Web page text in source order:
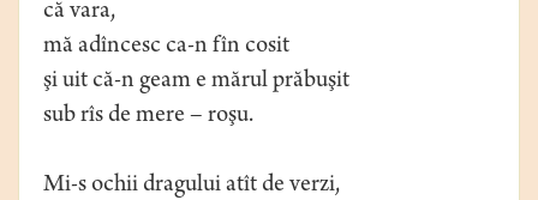
că vara,
mă adîncesc ca-n fîn cosit
şi uit că-n geam e mărul prăbuşit
sub rîs de mere – roşu.
Mi-s ochii dragului atît de verzi,